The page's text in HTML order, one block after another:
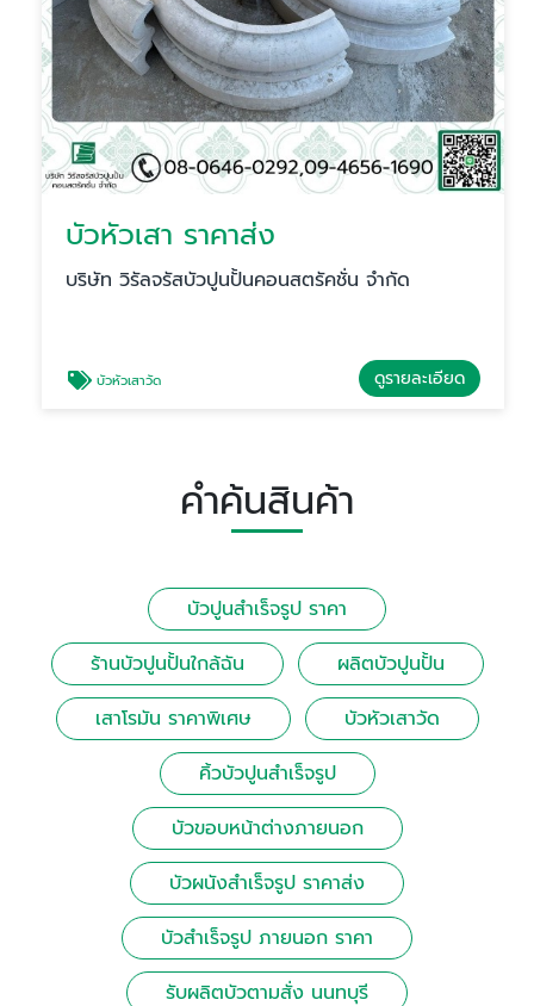
บัวหัวเสา ราคาส่ง
บริษัท วิรัลจรัสบัวปูนปั้นคอนสตรัคชั่น จำกัด
บัวหัวเสาวัด ดูรายละเอียด
คำค้นสินค้า
บัวปูนสําเร็จรูป ราคา
ร้านบัวปูนปั้นใกล้ฉัน
ผลิตบัวปูนปั้น
เสาโรมัน ราคาพิเศษ
บัวหัวเสาวัด
คิ้วบัวปูนสําเร็จรูป
บัวขอบหน้าต่างภายนอก
บัวผนังสําเร็จรูป ราคาส่ง
บัวสําเร็จรูป ภายนอก ราคา
รับผลิตบัวตามสั่ง นนทบุรี